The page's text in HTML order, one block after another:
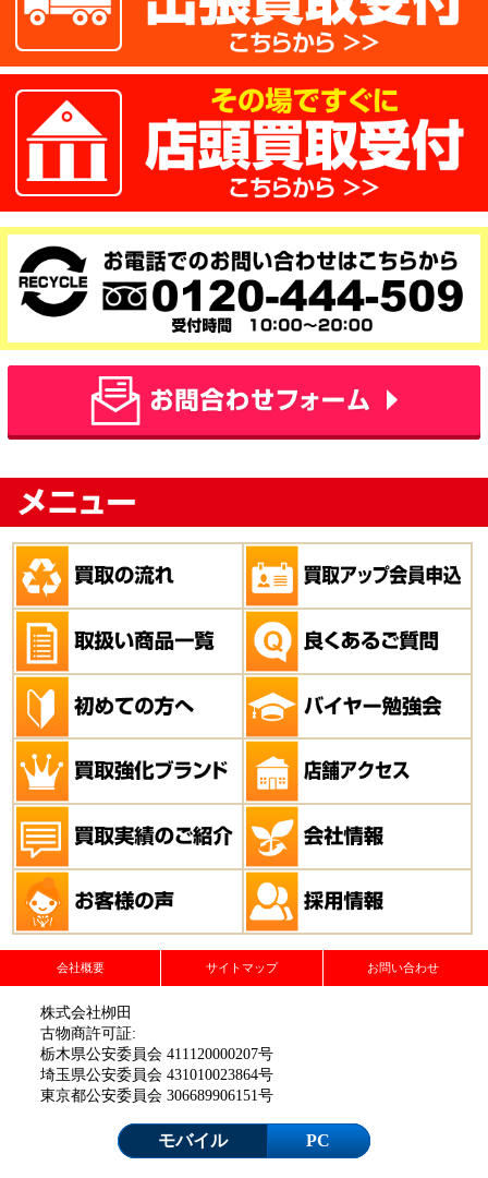
会社概要 サイトマップ お問い合わせ
株式会社栁田
古物商許可証:
栃木県公安委員会 411120000207号
埼玉県公安委員会 431010023864号
東京都公安委員会 306689906151号
モバイル PC